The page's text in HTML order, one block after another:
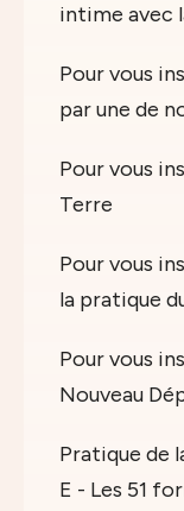
intime avec
Pour vous
par une de
Pour vous
Terre
Pour vous
la pratique
Pour vous
Nouveau
Pratique de
E - Les 51